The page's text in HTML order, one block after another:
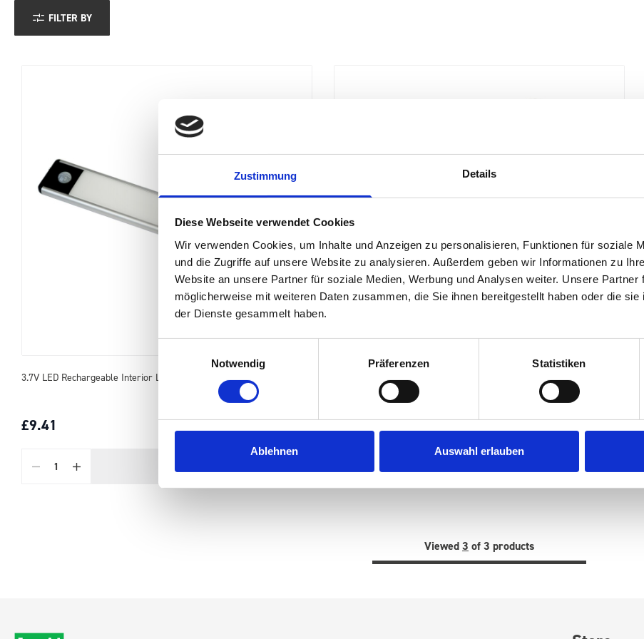
Zustimmung Details
Diese Webseite verwendet Cookies
Wir verwenden Cookies, um Inhalte und Anzeigen zu personalisieren, Funktionen für soziale
und die Zugriffe auf unsere Website zu analysieren. Außerdem geben wir Informationen zu
Website an unsere Partner für soziale Medien, Werbung und Analysen weiter. Unsere Partner
möglicherweise mit weiteren Daten zusammen, die Sie ihnen bereitgestellt haben oder die
der Dienste gesammelt haben.
Notwendig
Präferenzen Statistiken
Ablehnen Auswahl erlauben
FILTER BY
3.7V LED Rechargeable Interior Light
£9.41
Quantity
£321.79
Quantity
Viewed3 of 3 products